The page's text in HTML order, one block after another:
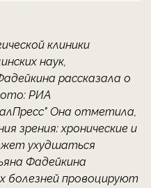
клиники
наук,
рассказала о
РИА
Она отметила,
зрения: хронические и
ухудшаться
Фадейкина
болезней провоцируют